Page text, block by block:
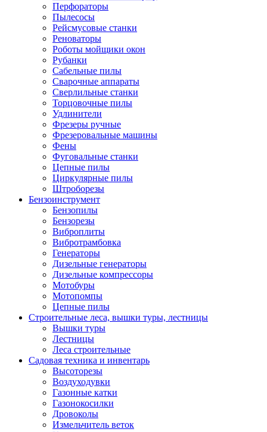
Перфораторы
Пылесосы
Рейсмусовые станки
Реноваторы
Роботы мойщики окон
Рубанки
Сабельные пилы
Сварочные аппараты
Сверлильные станки
Торцовочные пилы
Удлинители
Фрезеры ручные
Фрезеровальные машины
Фены
Фуговальные станки
Цепные пилы
Циркулярные пилы
Штроборезы
Бензоинструмент
Бензопилы
Бензорезы
Виброплиты
Вибротрамбовка
Генераторы
Дизельные генераторы
Дизельные компрессоры
Мотобуры
Мотопомпы
Цепные пилы
Строительные леса, вышки туры, лестницы
Вышки туры
Лестницы
Леса строительные
Садовая техника и инвентарь
Высоторезы
Воздуходувки
Газонные катки
Газонокосилки
Дровоколы
Измельчитель веток